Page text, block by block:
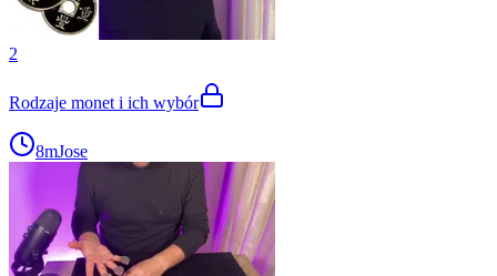
2
Rodzaje monet i ich wybór
8mJose